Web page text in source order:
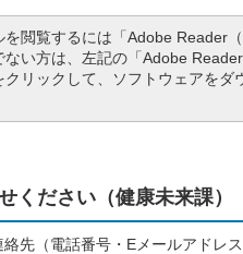
を閲覧するには「Adobe Reader
ない方は、左記の「Adobe
クリックして、ソフトウェアをダ
ください（健康未来課）
先（電話番号・Eメールアドレス